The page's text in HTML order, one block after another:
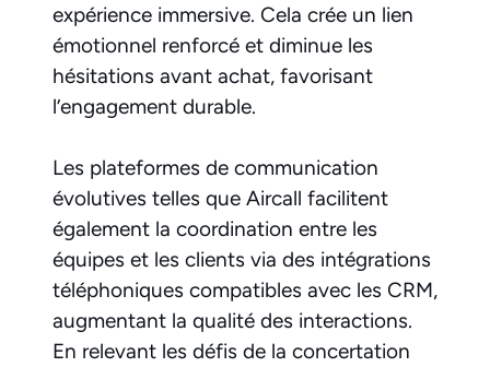
expérience immersive. Cela crée un lien
émotionnel renforcé et diminue les
hésitations avant achat, favorisant
l’engagement durable.
Les plateformes de communication
évolutives telles que Aircall facilitent
également la coordination entre les
équipes et les clients via des intégrations
téléphoniques compatibles avec les CRM,
augmentant la qualité des interactions.
En relevant les défis de la concertation